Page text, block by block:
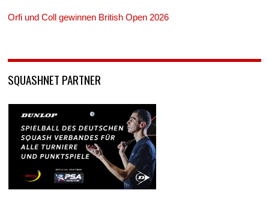
Orfi und Coll gewinnen British Open 2026
SQUASHNET PARTNER